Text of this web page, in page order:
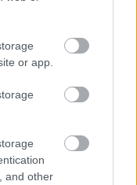
or app.
and other
Είμαστε
κάτι που
οι
που
δύο επενδύσεις